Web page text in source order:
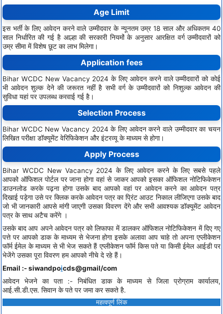
Age Limit
इस भर्ती के लिए आवेदन करने वाले उम्मीदवार के न्यूनतम उम्र 18 साल और अधिकतम 40
साल निर्धारित की गई है आल्हा की सरकारी नियमों के अनुसार आरक्षित वर्ग उम्मीदवारों को
उम्र सीमा में विशेष छूट का लाभ मिलेगा।
Application fees
Bihar WCDC New Vacancy 2024 के लिए आवेदन करने वाले उम्मीदवारों को कोई
भी आवेदन शुल्क देने की जरूरत नहीं है सभी वर्ग के उम्मीदवारों को निशुल्क आवेदन की
सुविधा यहां पर उपलब्ध करवाई गई है।
Selection Process
Bihar WCDC New Vacancy 2024 के लिए आवेदन करने वाले उम्मीदवार का चयन
लिखित परीक्षा डॉक्यूमेंट वेरिफिकेशन और इंटरव्यू के माध्यम से होगा।
Apply Process
Bihar WCDC New Vacancy 2024 के लिए आवेदन करने के लिए सबसे पहले
आपको ऑफिशल पोर्टल पर जाना होगा वहां से जाकर आपको इसका ऑफिशल नोटिफिकेशन
डाउनलोड करके पढ़ना होगा उसके बाद आपको वहां पर आवेदन करने का आवेदन पत्र
दिखाई पड़ेगा उसे पर क्लिक करके आवेदन पत्र का प्रिंट आउट निकाल लीजिएगा उसके बाद
जो भी जानकारी आपसे मांगी जाएगी उसका विवरण देंगे और सभी आवश्यक डॉक्यूमेंट आवेदन
पत्र के साथ अटैच करेंगे ।
उसके बाद आप अपने आवेदन पत्र को लिफाफा में डालकर ऑफिशल नोटिफिकेशन में दिए गए
पत्ते पर आपको डाक के माध्यम से भेजना होगा इसके अलावा आप चाहे तो अपना एप्लीकेशन
फॉर्म ईमेल के माध्यम से भी भेज सकते हैं एप्लीकेशन फॉर्म किस पते या किसी ईमेल आईडी पर
भेजेंगे उसका पूरा विवरण हम आपको नीचे दे रहे हैं।
Email :- siwandpoicds@gmail/com
आवेदन भेजने का पता :- निबंधित डाक के माध्यम से जिला प्रोग्राम कार्यालय,
आई.सी.डी.एस. सिवान के पते पर जमा कर सकते है.
महत्वपूर्ण लिंक